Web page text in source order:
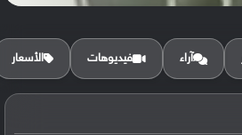
الكاميرا الأساسية:
آراء فيديوهات الأسعار